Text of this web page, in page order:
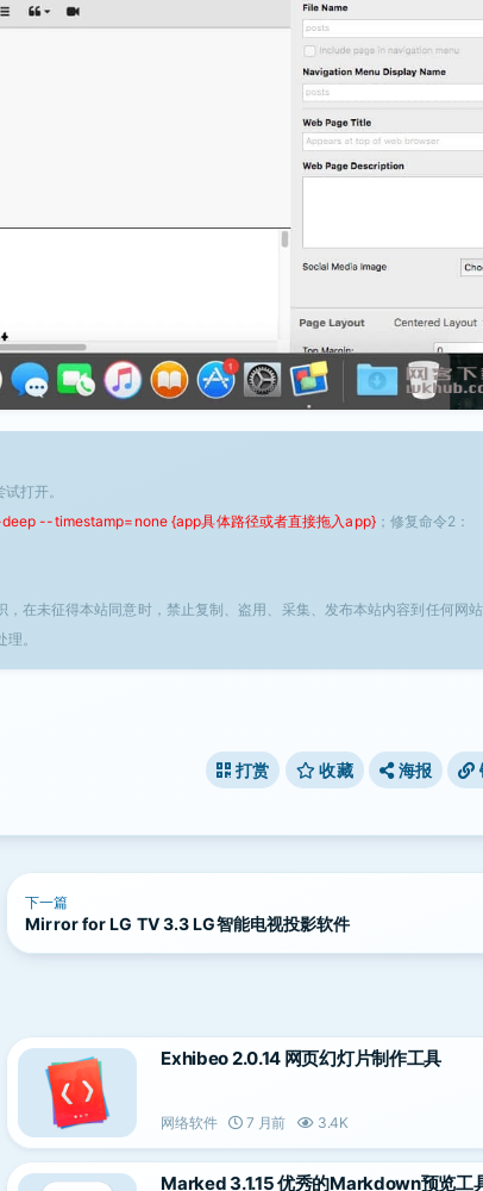
打开。
--timestamp=none {app具体路径或者直接拖入app}；修复命令2：
在未征得本站同意时，禁止复制、盗用、采集、发布本站内容到任何网
。
打赏 收藏 海报
下一篇
Mirror for LG TV 3.3 LG智能电视投影软件
Exhibeo 2.0.14 网页幻灯片制作工具
网络软件 7 月前 3.4K
Marked 3.1.15 优秀的Markdown预览工